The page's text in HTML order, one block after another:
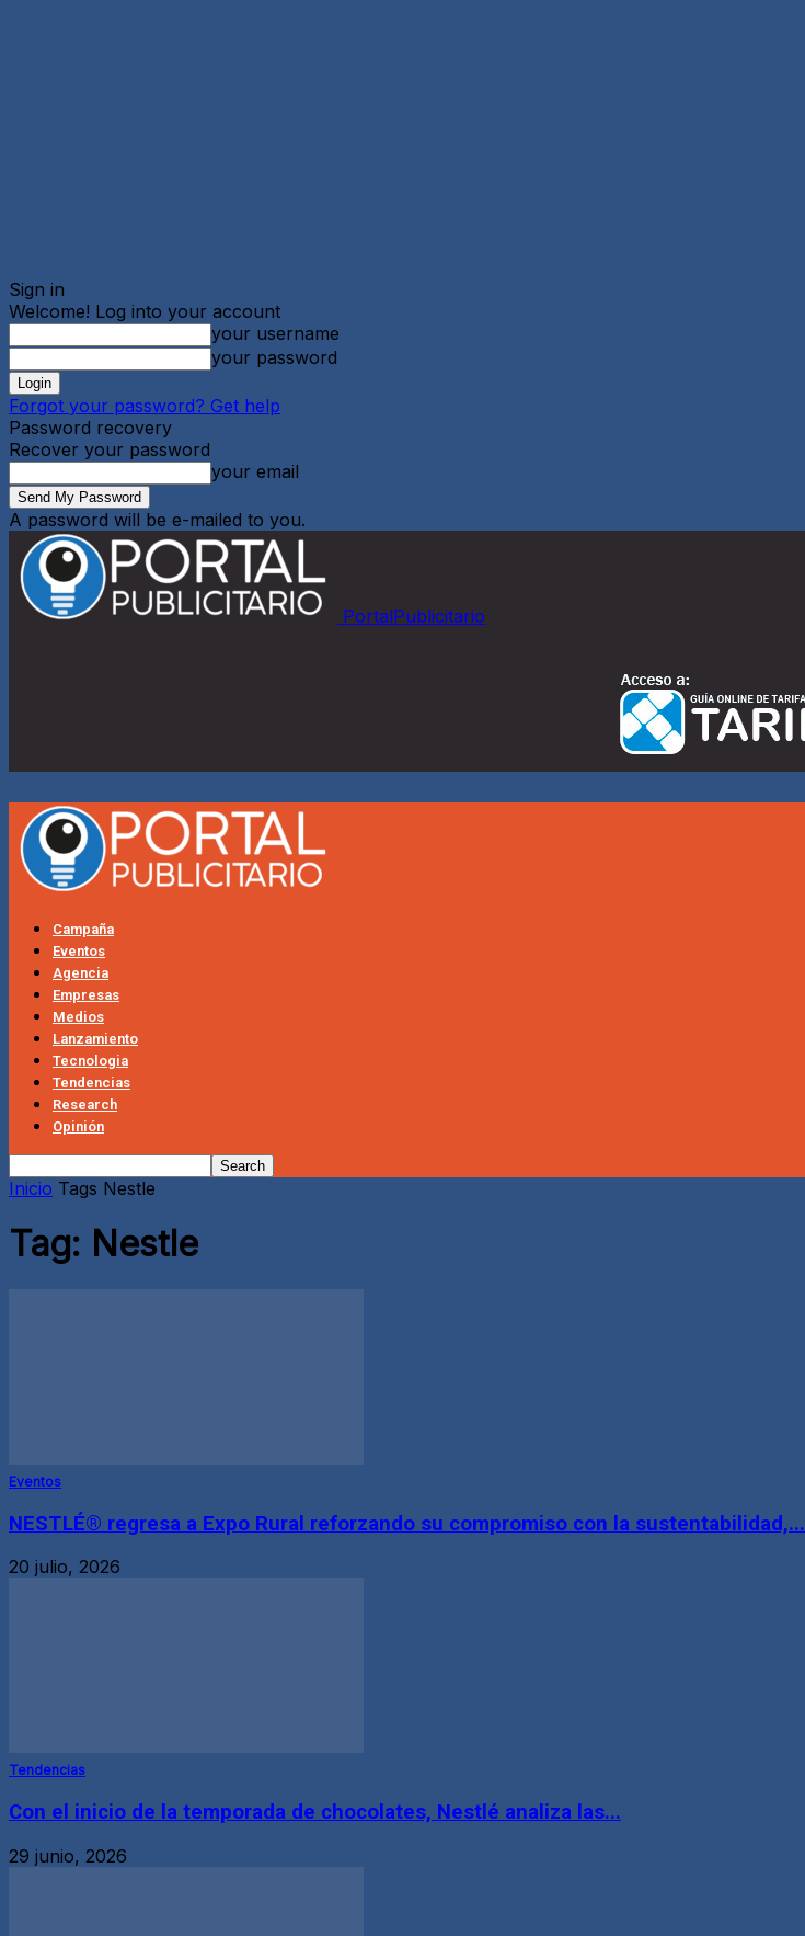
Sign in
Welcome! Log into your account
your username
your password
Forgot your password? Get help
Password recovery
Recover your password
your email
A password will be e-mailed to you.
PortalPublicitario
Campaña
Eventos
Agencia
Empresas
Medios
Lanzamiento
Tecnologia
Tendencias
Research
Opinión
Inicio Tags Nestle
Tag: Nestle
Eventos
NESTLÉ® regresa a Expo Rural reforzando su compromiso con la sustentabilidad,...
20 julio, 2026
Tendencias
Con el inicio de la temporada de chocolates, Nestlé analiza las...
29 junio, 2026